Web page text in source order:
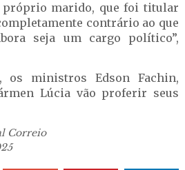
próprio marido, que foi titular
contrário ao que
seja um cargo político”,
os ministros Edson Fachin,
Lúcia vão proferir seus
Correio